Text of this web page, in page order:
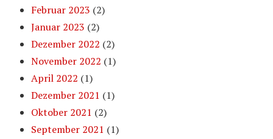
Februar 2023 (2)
Januar 2023 (2)
Dezember 2022 (2)
November 2022 (1)
April 2022 (1)
Dezember 2021 (1)
Oktober 2021 (2)
September 2021 (1)